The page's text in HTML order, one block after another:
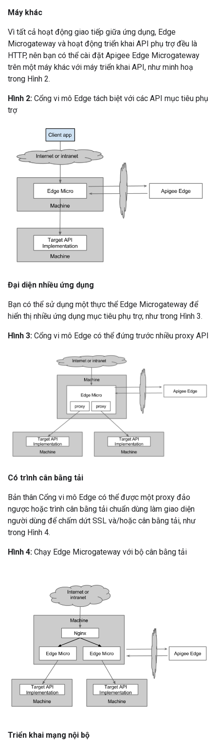
Máy khác
Vì tất cả hoạt động giao tiếp giữa ứng dụng, Edge
Microgateway và hoạt động triển khai API phụ trợ đều là
HTTP, nên bạn có thể cài đặt Apigee Edge Microgateway
trên một máy khác với máy triển khai API, như minh hoạ
trong Hình 2.
Hình 2: Cổng vi mô Edge tách biệt với các API mục tiêu phụ
trợ
Đại diện nhiều ứng dụng
Bạn có thể sử dụng một thực thể Edge Microgateway để
hiển thị nhiều ứng dụng mục tiêu phụ trợ, như trong Hình 3.
Hình 3: Cổng vi mô Edge có thể đứng trước nhiều proxy API
Có trình cân bằng tải
Bản thân Cổng vi mô Edge có thể được một proxy đảo
ngược hoặc trình cân bằng tải chuẩn dùng làm giao diện
người dùng để chấm dứt SSL và/hoặc cân bằng tải, như
trong Hình 4.
Hình 4: Chạy Edge Microgateway với bộ cân bằng tải
Triển khai mạng nội bộ